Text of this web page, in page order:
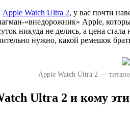
Apple Watch Ultra 2, у вас почти
«внедорожник» Apple,
никуда не делись, а цена
нужно, какой ремешок
Apple Watch Ultra 2 —
Ultra 2 и кому